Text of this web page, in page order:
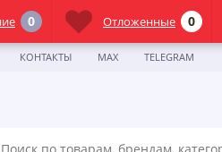
КОНТАКТЫ MAX TELEGRAM
0 Отложенные 0